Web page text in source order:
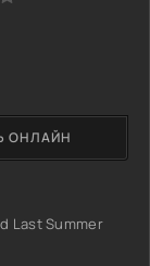
Last Summer
ОНЛАЙН